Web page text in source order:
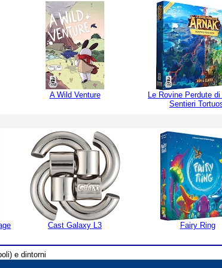
A Wild Venture
Le Rovine Perdute
Sentieri
Cast Galaxy L3 Fairy Ring
e dintorni